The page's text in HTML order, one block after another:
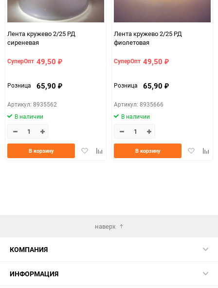
Лента кружево 2/25 РД
сиреневая
СуперОпт 49,50 ₽
Розница 65,90 ₽
Артикул: 8935562
В наличии
ДобавитьДобавить
В корзину
Лента кружево 2/25 РД
фиолетовая
СуперОпт 49,50 ₽
Розница 65,90 ₽
Артикул: 8935666
В наличии
Добавить
В корзину
наверх
КОМПАНИЯ
ИНФОРМАЦИЯ